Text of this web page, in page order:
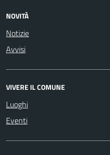
NOVITÀ
Notizie
Avvisi
VIVERE IL COMUNE
Luoghi
Eventi